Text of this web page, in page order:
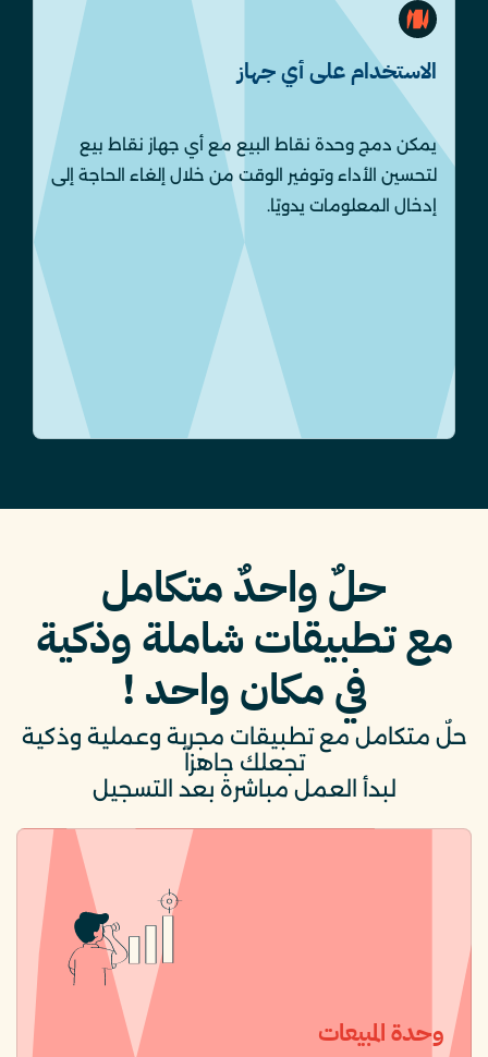
الاستخدام على أي جهاز
يمكن دمج وحدة نقاط البيع مع أي جهاز نقاط بيع
لتحسين الأداء وتوفير الوقت من خلال إلغاء الحاجة إلى
إدخال المعلومات يدويًا.
حلٌ واحدٌ متكامل
مع تطبيقات شاملة وذكية
في مكان واحد !
حلٌ متكامل مع تطبيقات مجربة وعملية وذكية
تجعلك جاهزاً
لبدأ العمل مباشرة بعد التسجيل
وحدة المبيعات